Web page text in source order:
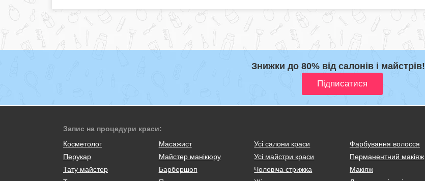
Знижки до 80% від салонів і майстрів!
Запис на процедури краси:
Косметолог
Масажист
Перукар
Майстер манікюру
Тату майстер
Барбершоп
Усі салони краси
Усі майстри краси
Чоловіча стрижка
Фарбування волосся
Перманентний макіяж
Макіяж